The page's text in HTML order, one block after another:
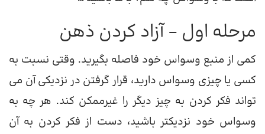
مرحله اول – آزاد کردن ذهن
کمی از منبع وسواس خود فاصله بگیرید. وقتی نسبت به
کسی یا چیزی وسواس دارید، قرار گرفتن در نزدیکی آن می
تواند فکر کردن به چیز دیگر را غیرممکن کند. هر چه به
وسواس خود نزدیکتر باشید، دست از فکر کردن به آن